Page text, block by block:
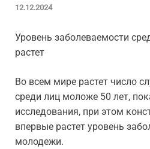
12.12.2024
Уровень заболеваемости
растет
Во всем мире растет число
среди лиц моложе 50 лет,
исследования, при этом
впервые растет уровень
молодежи.